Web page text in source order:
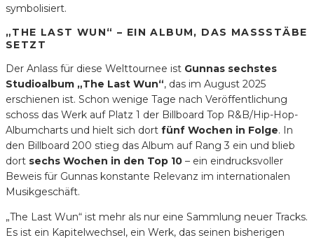
symbolisiert.
„THE LAST WUN“ – EIN ALBUM, DAS MASSSTÄBE S
ETZT
Der Anlass für diese Welttournee ist Gunnas sechstes
Studioalbum „The Last Wun“, das im August 2025
erschienen ist. Schon wenige Tage nach Veröffentlichung
schoss das Werk auf Platz 1 der Billboard Top R&B/Hip-Hop-
Albumcharts und hielt sich dort fünf Wochen in Folge. In
den Billboard 200 stieg das Album auf Rang 3 ein und blieb
dort sechs Wochen in den Top 10 – ein eindrucksvoller
Beweis für Gunnas konstante Relevanz im internationalen
Musikgeschäft.
„The Last Wun“ ist mehr als nur eine Sammlung neuer Tracks.
Es ist ein Kapitelwechsel, ein Werk, das seinen bisherigen